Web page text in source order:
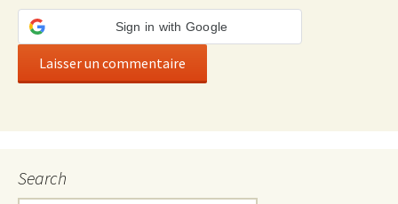
Sign in with Google
Search